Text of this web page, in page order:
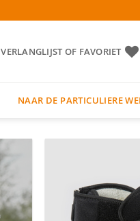
VERLANGLIJST OF FAVORIET
NAAR DE PARTICULIERE